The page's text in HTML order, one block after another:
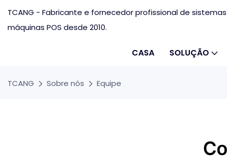
TCANG - Fabricante e fornecedor profissional de
máquinas POS desde 2010.
CASA SOLUÇÃO
TCANG Sobre nós Equipe